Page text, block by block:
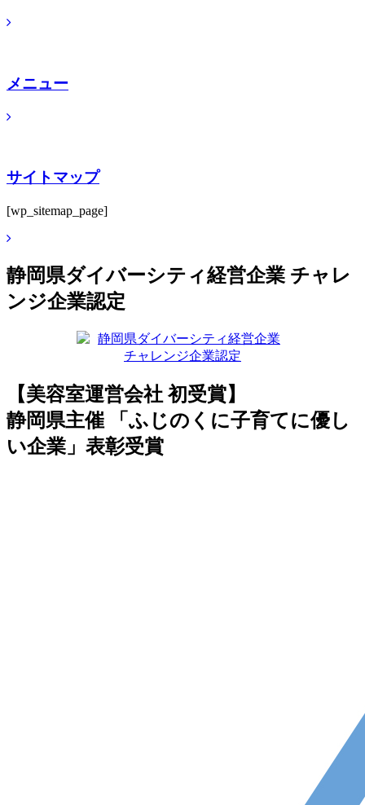
メニュー
サイトマップ
[wp_sitemap_page]
静岡県ダイバーシティ経営企業 チャレ
ンジ企業認定
【美容室運営会社 初受賞】
静岡県主催 「ふじのくに子育てに優し
い企業」表彰受賞